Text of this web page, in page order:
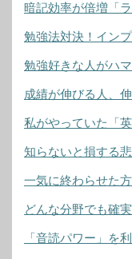
暗記効率が倍増「
勉強法対決！イン
勉強好きな人がハ
成績が伸びる人、
私がやっていた「
知らないと損する
一気に終わらせた
どんな分野でも確
「音読パワー」を